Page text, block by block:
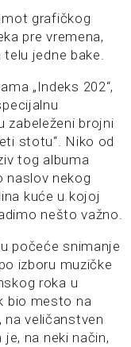
grafičkog
pre vremena,
jedne bake.
„Indeks 202“,
zabeleženi brojni
stotu“. Niko od
tog albuma
naslov nekog
kuće u kojoj
nešto važno.
počeće snimanje
izboru muzičke
roka u
bio mesto na
na veličanstven
na neki način,